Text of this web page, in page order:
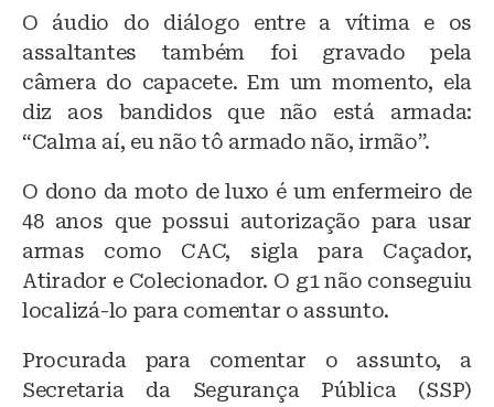
O áudio do diálogo entre a vítima e os
assaltantes também foi gravado pela
câmera do capacete. Em um momento, ela
diz aos bandidos que não está armada:
“Calma aí, eu não tô armado não, irmão”.
O dono da moto de luxo é um enfermeiro de
48 anos que possui autorização para usar
armas como CAC, sigla para Caçador,
Atirador e Colecionador. O g1 não conseguiu
localizá-lo para comentar o assunto.
Procurada para comentar o assunto, a
Secretaria da Segurança Pública (SSP)